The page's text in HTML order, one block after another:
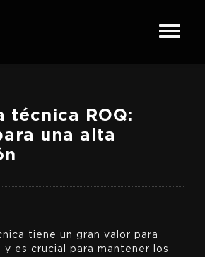
técnica ROQ:
una alta
tiene un gran valor para
y es crucial para mantener los